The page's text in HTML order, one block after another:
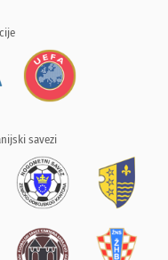
savezi